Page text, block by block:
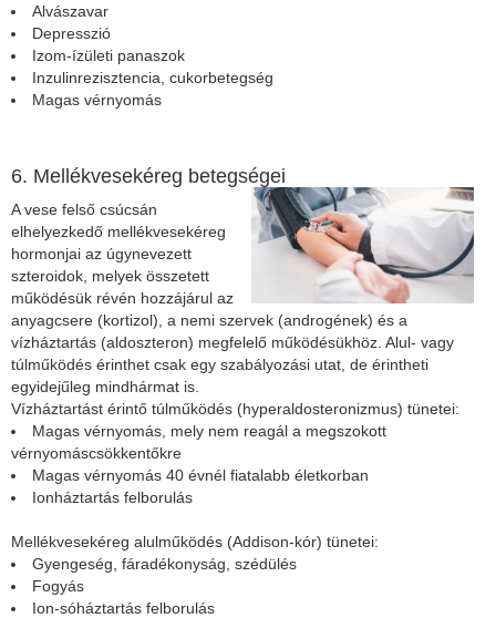
Alvászavar
Depresszió
Izom-ízületi panaszok
Inzulinrezisztencia, cukorbetegség
Magas vérnyomás
6. Mellékvesekéreg betegségei
A vese felső csúcsán
elhelyezkedő mellékvesekéreg
hormonjai az úgynevezett
szteroidok, melyek összetett
működésük révén hozzájárul az
anyagcsere (kortizol), a nemi szervek (androgének) és a
vízháztartás (aldoszteron) megfelelő működésükhöz. Alul- vagy
túlműködés érinthet csak egy szabályozási utat, de érintheti
egyidejűleg mindhármat is.
Vízháztartást érintő túlműködés (hyperaldosteronizmus) tünetei:
Magas vérnyomás, mely nem reagál a megszokott
vérnyomáscsökkentőkre
Magas vérnyomás 40 évnél fiatalabb életkorban
Ionháztartás felborulás
Mellékvesekéreg alulműködés (Addison-kór) tünetei:
Gyengeség, fáradékonyság, szédülés
Fogyás
Ion-sóháztartás felborulás